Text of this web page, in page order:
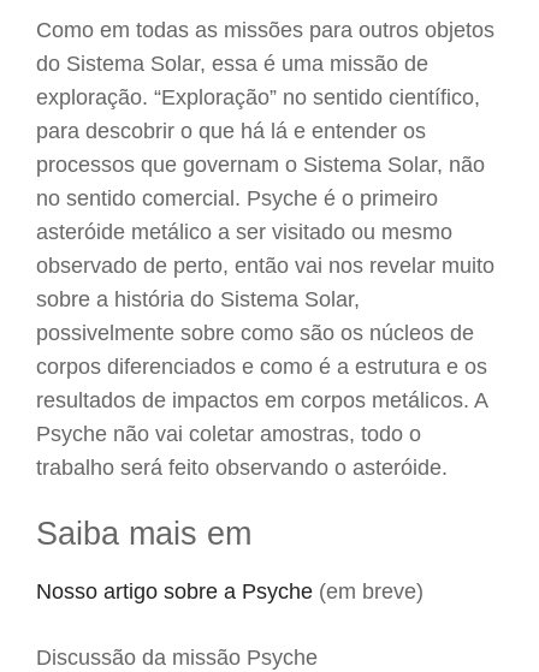
Como em todas as missões para outros objetos
do Sistema Solar, essa é uma missão de
exploração. “Exploração” no sentido científico,
para descobrir o que há lá e entender os
processos que governam o Sistema Solar, não
no sentido comercial. Psyche é o primeiro
asteróide metálico a ser visitado ou mesmo
observado de perto, então vai nos revelar muito
sobre a história do Sistema Solar,
possivelmente sobre como são os núcleos de
corpos diferenciados e como é a estrutura e os
resultados de impactos em corpos metálicos. A
Psyche não vai coletar amostras, todo o
trabalho será feito observando o asteróide.
Saiba mais em
Nosso artigo sobre a Psyche (em breve)
Discussão da missão Psyche